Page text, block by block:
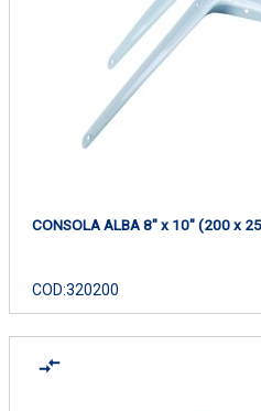
CONSOLA ALBA 8" x 10" (200 x
COD:320200